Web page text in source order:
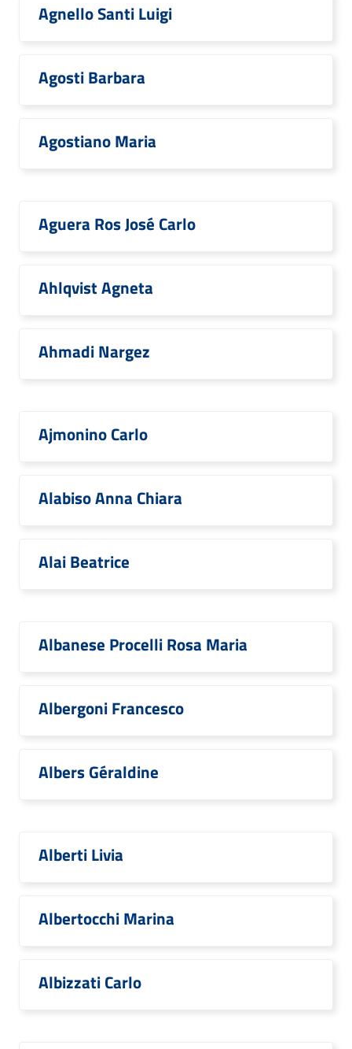
Agnello Santi Luigi
Agosti Barbara
Agostiano Maria
Aguera Ros José Carlo
Ahlqvist Agneta
Ahmadi Nargez
Ajmonino Carlo
Alabiso Anna Chiara
Alai Beatrice
Albanese Procelli Rosa Maria
Albergoni Francesco
Albers Géraldine
Alberti Livia
Albertocchi Marina
Albizzati Carlo